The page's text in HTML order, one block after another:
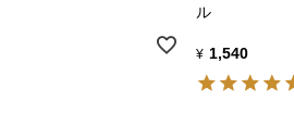
ル
¥ 1,540